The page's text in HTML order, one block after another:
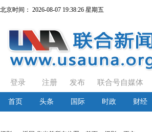
北京时间： 2026-08-07 19:38:26 星期五
登录 注册 发布 联合号自媒体
首页 头条 国际 时政 财经